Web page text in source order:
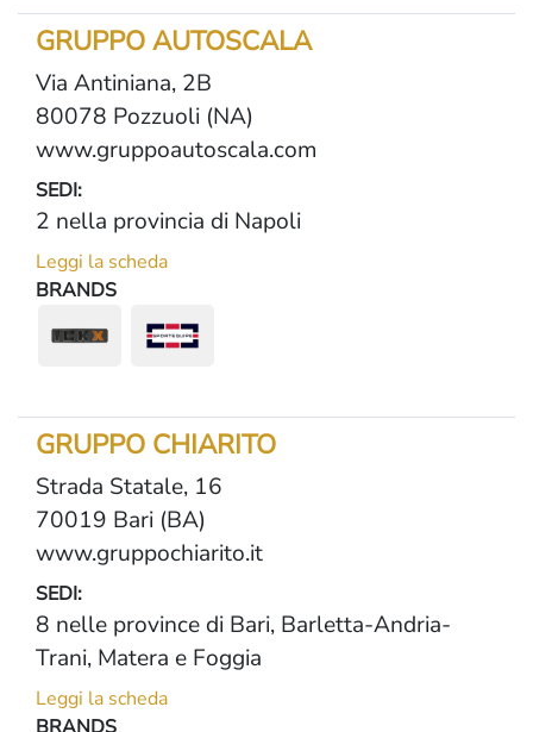
GRUPPO AUTOSCALA
Via Antiniana, 2B
80078 Pozzuoli (NA)
www.gruppoautoscala.com
SEDI:
2 nella provincia di Napoli
Leggi la scheda
BRANDS
GRUPPO CHIARITO
Strada Statale, 16
70019 Bari (BA)
www.gruppochiarito.it
SEDI:
8 nelle province di Bari, Barletta-Andria-
Trani, Matera e Foggia
Leggi la scheda